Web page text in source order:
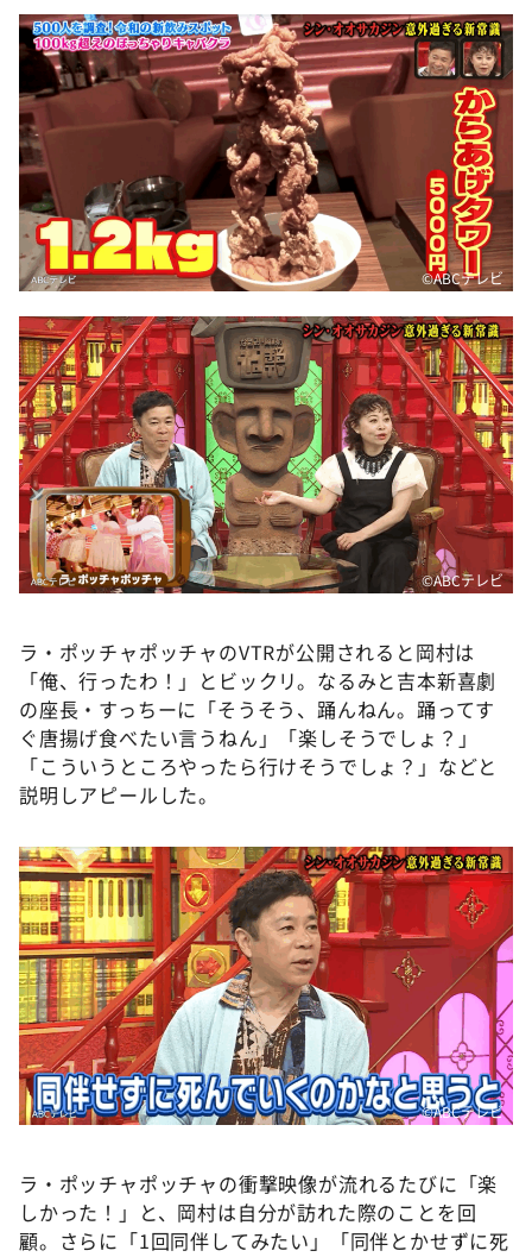
©ABCテレビ
©ABCテレビ
ラ・ポッチャポッチャのVTRが公開されると岡村は
「俺、行ったわ！」とビックリ。なるみと吉本新喜劇
の座長・すっちーに「そうそう、踊んねん。踊ってす
ぐ唐揚げ食べたい言うねん」「楽しそうでしょ？」
「こういうところやったら行けそうでしょ？」などと
説明しアピールした。
©ABCテレビ
ラ・ポッチャポッチャの衝撃映像が流れるたびに「楽
しかった！」と、岡村は自分が訪れた際のことを回
顧。さらに「1回同伴してみたい」「同伴とかせずに死